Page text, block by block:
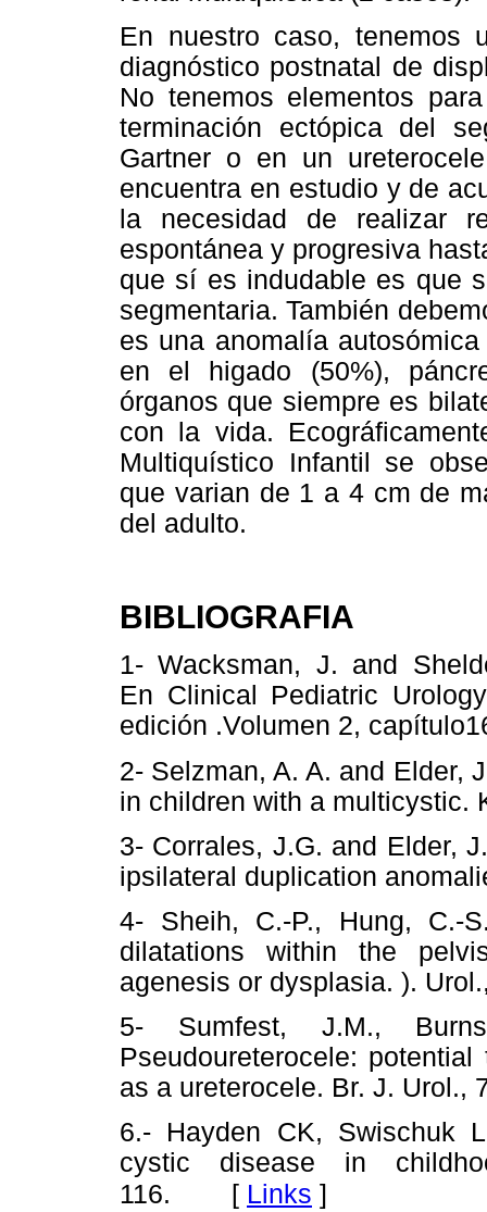
En nuestro caso, tenemos
diagnóstico postnatal de
No tenemos elementos
terminación ectópica del
Gartner o en un
encuentra en estudio y de
la necesidad de realizar
espontánea y progresiva
que sí es indudable es que
segmentaria. También
es una anomalía
en el higado (50%),
órganos que siempre es
con la vida.
Multiquístico Infantil se
que varian de 1 a 4 cm de
del adulto.
BIBLIOGRAFIA
1- Wacksman, J. and
En Clinical Pediatric
edición .Volumen 2,
2- Selzman, A. A. and Elder,
in children with a multicystic.
3- Corrales, J.G. and Elder,
ipsilateral duplication
4- Sheih, C.-P., Hung,
dilatations within the
agenesis or dysplasia. ).
5- Sumfest, J.M.,
Pseudoureterocele:
as a ureterocele. Br. J. Urol.,
6.- Hayden CK, Swischuk
cystic disease in
116. [ Links ]